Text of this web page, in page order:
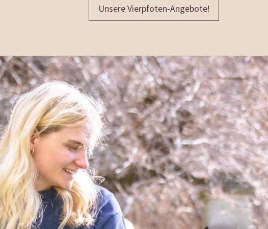
Unsere Vierpfoten-Angebote!